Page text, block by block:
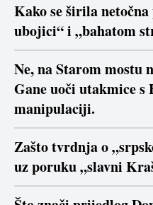
Kako se širila
ubojici“ i „bahatom
Ne, na Starom mostu
Gane uoči utakmice s
manipulaciji.
Zašto tvrdnja o
uz poruku „slavni